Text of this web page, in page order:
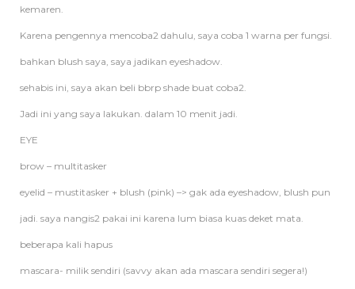
kemaren.
Karena pengennya mencoba2 dahulu, saya coba 1 warna per fungsi.
bahkan blush saya, saya jadikan eyeshadow.
sehabis ini, saya akan beli bbrp shade buat coba2.
Jadi ini yang saya lakukan. dalam 10 menit jadi.
EYE
brow – multitasker
eyelid – mustitasker + blush (pink) –> gak ada eyeshadow, blush pun
jadi. saya nangis2 pakai ini karena lum biasa kuas deket mata.
beberapa kali hapus
mascara- milik sendiri (savvy akan ada mascara sendiri segera!)